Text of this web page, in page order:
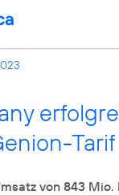
Tarif
von 843 Mio.